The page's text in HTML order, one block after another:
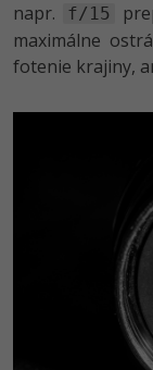
napr.
f/15
maximálne
fotenie krajiny,